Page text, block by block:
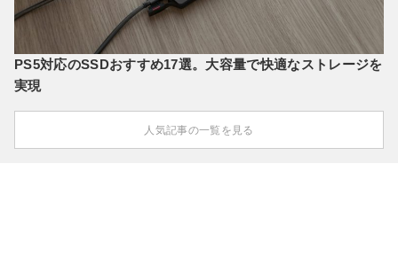
PS5対応のSSDおすすめ17選。大容量で快適なストレージを
実現
人気記事の一覧を見る